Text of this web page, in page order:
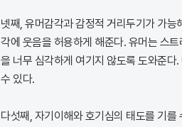
넷째, 유머감각과 감정적 거리두기가 가
각에 웃음을 허용하게 해준다. 유머는 스
을 너무 심각하게 여기지 않도록 도와준다
수 있다.
다섯째, 자기이해와 호기심의 태도를 기를